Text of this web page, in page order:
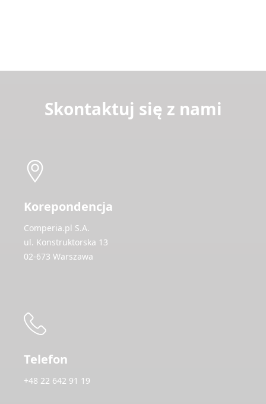
Skontaktuj się z nami
Korepondencja
Comperia.pl S.A.
ul. Konstruktorska 13
02-673 Warszawa
Telefon
+48 22 642 91 19